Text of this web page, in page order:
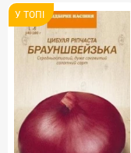
У ТОПI